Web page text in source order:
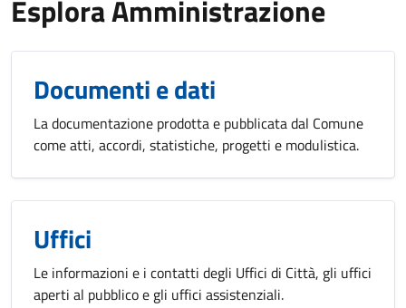
Esplora Amministrazione
Documenti e dati
La documentazione prodotta e pubblicata dal Comune
come atti, accordi, statistiche, progetti e modulistica.
Uffici
Le informazioni e i contatti degli Uffici di Città, gli uffici
aperti al pubblico e gli uffici assistenziali.